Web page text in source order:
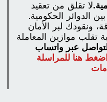
لا تقلق من تعقيد
الدوائر الحكومية.
ونقودك لبر الأمان
تقلب موازين المعاملة
عبر واتساب
اضغط هنا للمراسلة